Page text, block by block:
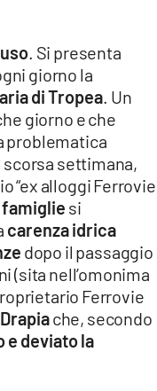
. Si presenta
giorno la
di Tropea. Un
giorno e che
problematica
settimana,
“ex alloggi Ferrovie
famiglie si
carenza idrica
dopo il passaggio
(sita nell’omonima
Ferrovie
Drapiache, secondo
deviato la